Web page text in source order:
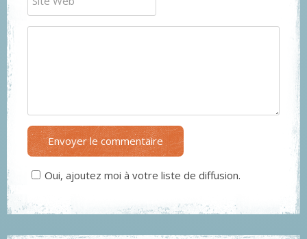
Envoyer le commentaire
Oui, ajoutez moi à votre liste de diffusion.